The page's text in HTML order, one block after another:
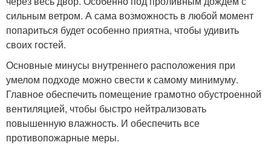
сильным ветром. А сама возможность в любой момент
попариться будет особенно приятна, чтобы удивить
своих гостей.
Основные минусы внутреннего расположения при
умелом подходе можно свести к самому минимуму.
Главное обеспечить помещение грамотно обустроенной
вентиляцией, чтобы быстро нейтрализовать
повышенную влажность. И обеспечить все
противопожарные меры.